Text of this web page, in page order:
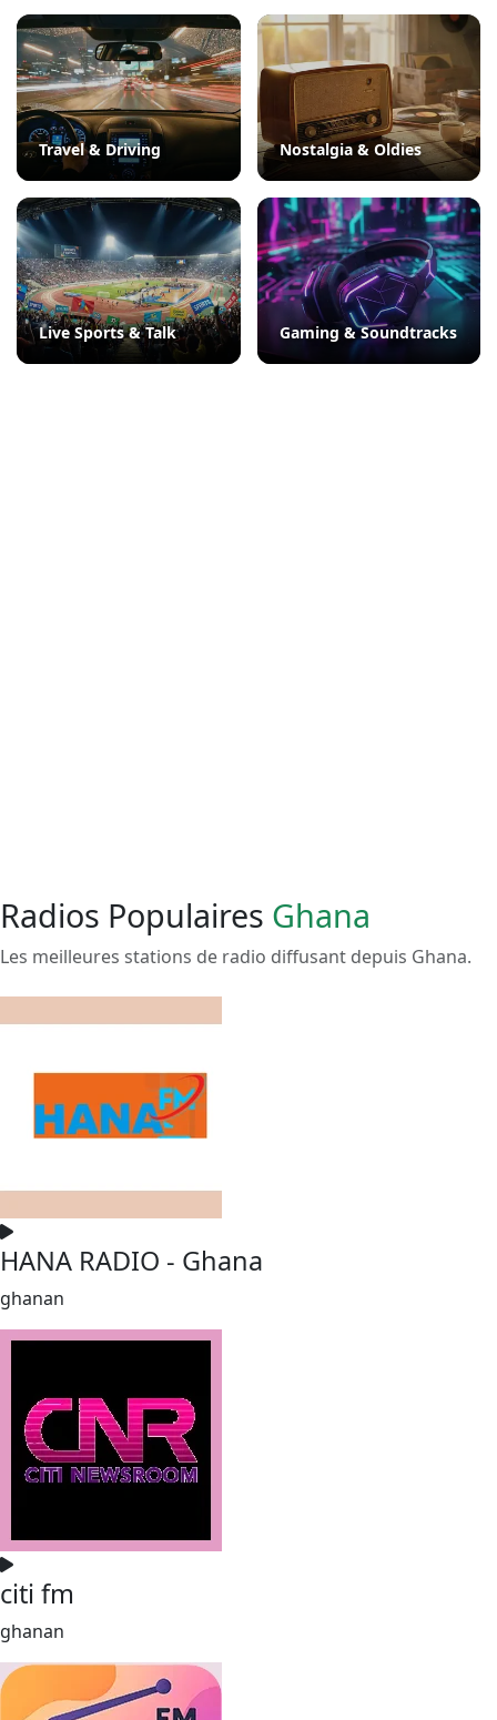
Travel & Driving Nostalgia & Oldies
Live Sports & Talk Gaming & Soundtracks
Radios Populaires Ghana
Les meilleures stations de radio diffusant depuis Ghana.
HANA RADIO - Ghana
ghanan
citi fm
ghanan